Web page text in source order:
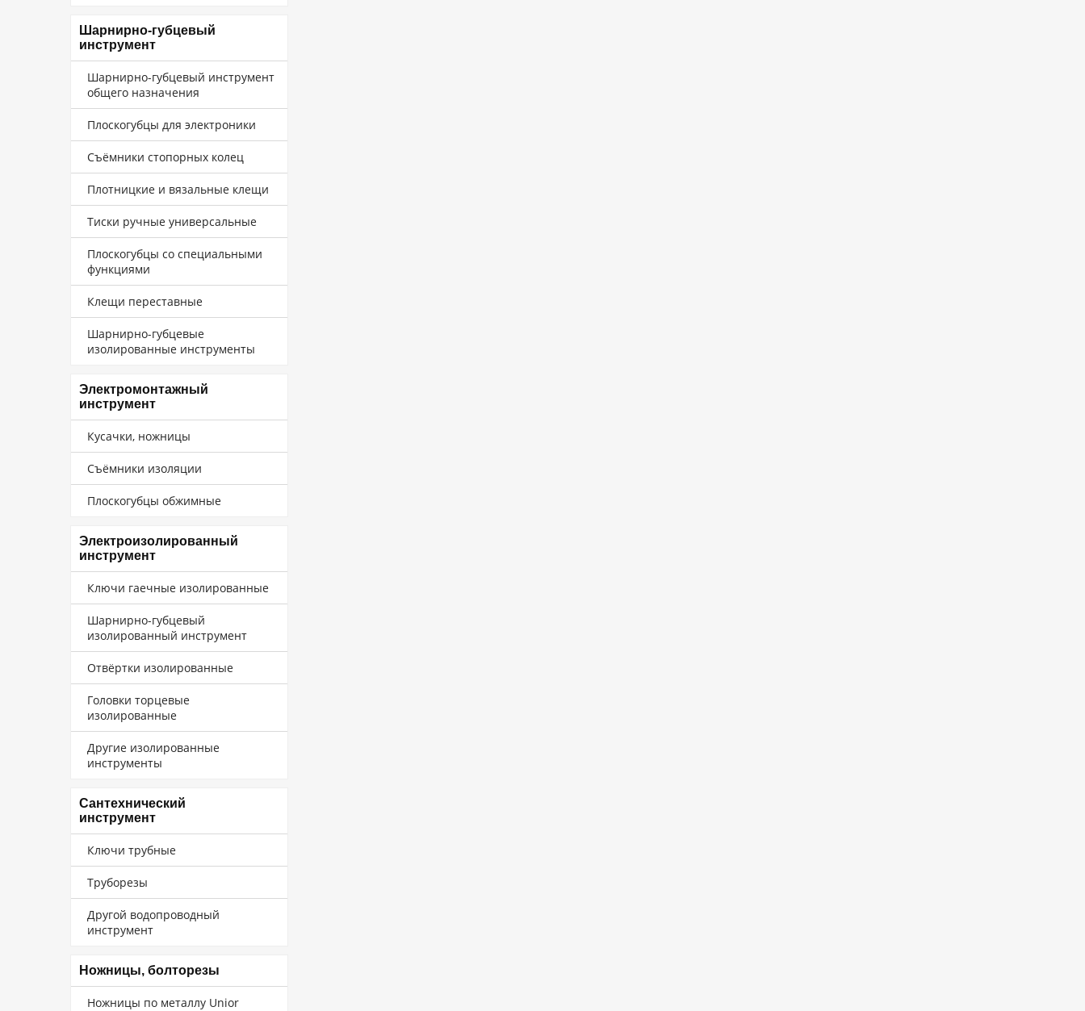
Шарнирно-губцевый
инструмент
Шарнирно-губцевый инструмент
общего назначения
Плоскогубцы для электроники
Съёмники стопорных колец
Плотницкие и вязальные клещи
Тиски ручные универсальные
Плоскогубцы со специальными
функциями
Клещи переставные
Шарнирно-губцевые
изолированные инструменты
Электромонтажный
инструмент
Кусачки, ножницы
Съёмники изоляции
Плоскогубцы обжимные
Электроизолированный
инструмент
Ключи гаечные изолированные
Шарнирно-губцевый
изолированный инструмент
Отвёртки изолированные
Головки торцевые
изолированные
Другие изолированные
инструменты
Сантехнический
инструмент
Ключи трубные
Труборезы
Другой водопроводный
инструмент
Ножницы, болторезы
Ножницы по металлу Unior